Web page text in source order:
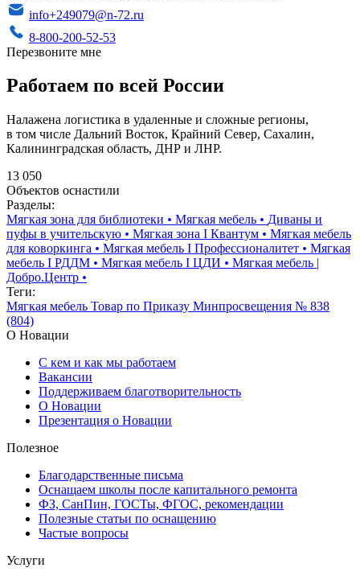
info+249079@n-72.ru
8-800-200-52-53
Перезвоните мне
Работаем по всей России
Налажена логистика в удаленные и сложные регионы,
в том числе Дальний Восток, Крайний Север, Сахалин,
Калининградская область, ДНР и ЛНР.
13 050
Объектов оснастили
Разделы:
Мягкая зона для библиотеки • Мягкая мебель • Диваны и
пуфы в учительскую • Мягкая зона I Квантум • Мягкая мебель
для коворкинга • Мягкая мебель I Профессионалитет • Мягкая
мебель I РДДМ • Мягкая мебель I ЦДИ • Мягкая мебель |
Добро.Центр •
Теги:
Мягкая мебель Товар по Приказу Минпросвещения № 838
(804)
О Новации
С кем и как мы работаем
Вакансии
Поддерживаем благотворительность
О Новации
Презентация о Новации
Полезное
Благодарственные письма
Оснащаем школы после капитального ремонта
ФЗ, СанПин, ГОСТы, ФГОС, рекомендации
Полезные статьи по оснащению
Частые вопросы
Услуги